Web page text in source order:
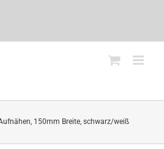
150mm Breite, schwarz/weiß